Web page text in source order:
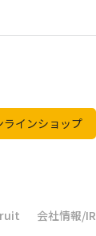
ラインショップ
会社情報/IR